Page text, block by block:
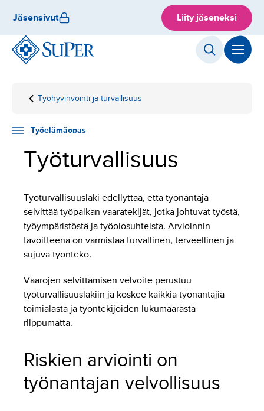
sisältöön
Jäsensivut Liity jäseneksi
Etusivu
Työelämäopas
Työhyvinvointi ja turvallisuus
Työturvallisuus
Työelämäopas
Työturvallisuus
Työturvallisuuslaki edellyttää, että työnantaja
selvittää työpaikan vaaratekijät, jotka johtuvat työstä,
työympäristöstä ja työolosuhteista. Arvioinnin
tavoitteena on varmistaa turvallinen, terveellinen ja
sujuva työnteko.
Vaarojen selvittämisen velvoite perustuu
työturvallisuuslakiin ja koskee kaikkia työnantajia
toimialasta ja työntekijöiden lukumäärästä
riippumatta.
Riskien arviointi on
työnantajan velvollisuus